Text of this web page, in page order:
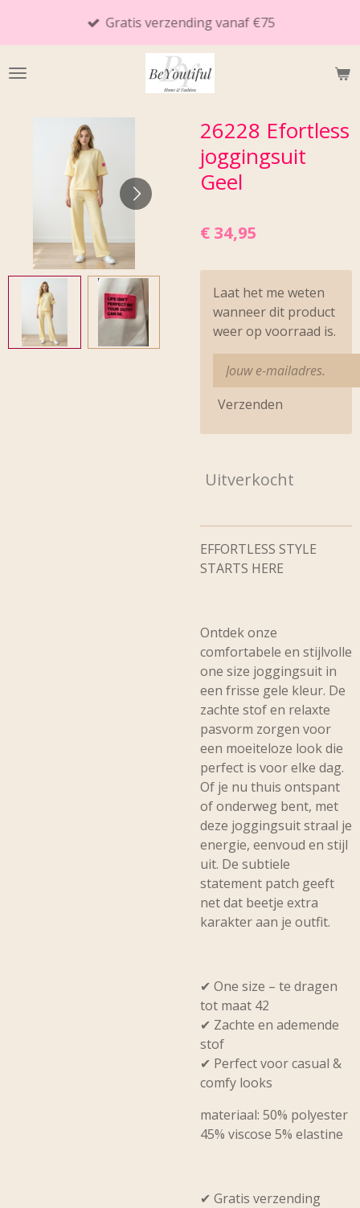
de
Gratis verzending vanaf €75
26228 Efortless
joggingsuit
Geel
€ 34,95
Laat het me weten
wanneer dit product
weer op voorraad is.
Verzenden
Uitverkocht
EFFORTLESS STYLE
STARTS HERE
Ontdek onze
comfortabele en stijlvolle
one size joggingsuit in
een frisse gele kleur. De
zachte stof en relaxte
pasvorm zorgen voor
een moeiteloze look die
perfect is voor elke dag.
Of je nu thuis ontspant
of onderweg bent, met
deze joggingsuit straal je
energie, eenvoud en stijl
uit. De subtiele
statement patch geeft
net dat beetje extra
karakter aan je outfit.
✔ One size – te dragen
tot maat 42
✔ Zachte en ademende
stof
✔ Perfect voor casual &
comfy looks
materiaal: 50% polyester
45% viscose 5% elastine
✔ Gratis verzending